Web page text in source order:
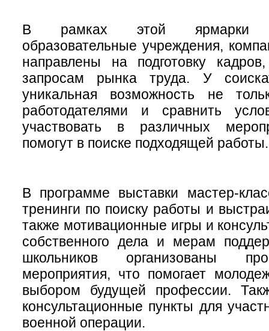
В рамках этой ярмарки
образовательные учреждения,
направлены на подготовку
запросам рынка труда. У
уникальная возможность не
работодателями и сравнить
участвовать в различных
помогут в поиске подходящей работы.
В программе выставки мастер-
тренинги по поиску работы и
также мотивационные игры и
собственного дела и мерам
школьников организованы
мероприятия, что помогает
выбором будущей профессии.
консультационные пункты для
военной операции.